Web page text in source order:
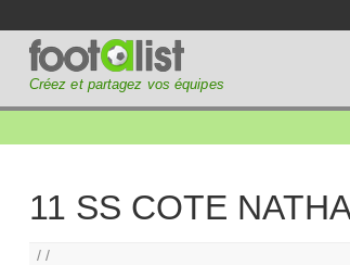
Créez et partagez vos équipes
11 SS COTE
/ /